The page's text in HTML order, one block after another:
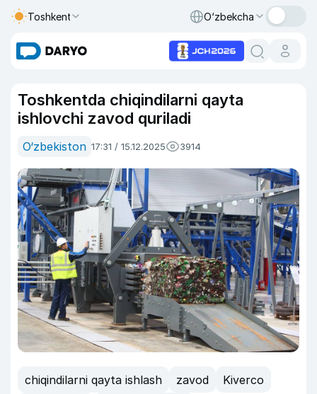
Toshkent O‘zbekcha
Toshkentda chiqindilarni qayta
ishlovchi zavod quriladi
O‘zbekiston 17:31 / 15.12.2025 3914
chiqindilarni qayta ishlash zavod
Kiverco